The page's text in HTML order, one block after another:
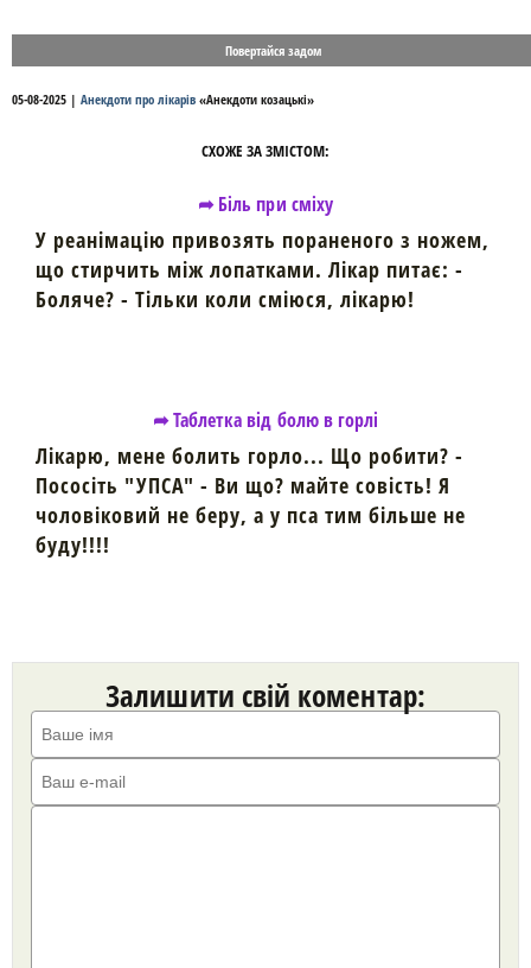
Повертайся задом
05-08-2025 | Анекдоти про лікарів «Анекдоти козацькі»
СХОЖЕ ЗА ЗМІСТОМ:
➦ Біль при сміху
У реанімацію привозять пораненого з ножем,
що стирчить між лопатками. Лікар питає: -
Боляче? - Тільки коли сміюся, лікарю!
➦ Таблетка від болю в горлі
Лікарю, мене болить горло... Що робити? -
Пососіть "УПСА" - Ви що? майте совість! Я
чоловіковий не беру, а у пса тим більше не
буду!!!!
Залишити свій коментар: